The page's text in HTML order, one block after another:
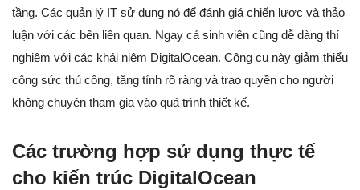
tầng. Các quản lý IT sử dụng nó để đánh giá chiến lược và thảo
luận với các bên liên quan. Ngay cả sinh viên cũng dễ dàng thí
nghiệm với các khái niệm DigitalOcean. Công cụ này giảm thiểu
công sức thủ công, tăng tính rõ ràng và trao quyền cho người
không chuyên tham gia vào quá trình thiết kế.
Các trường hợp sử dụng thực tế
cho kiến trúc DigitalOcean